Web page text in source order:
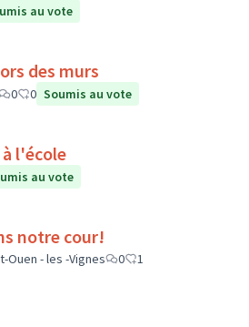
au vote
des murs
0 0 Soumis au vote
l'école
au vote
notre cour!
Ouen - les -Vignes 0
1